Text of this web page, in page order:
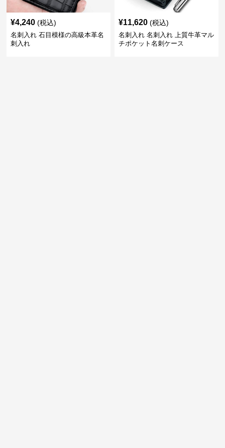
¥4,240 (税込)
名刺入れ 石目模様の高級本革名
刺入れ
¥11,620 (税込)
名刺入れ 名刺入れ 上質牛革マル
チポケット名刺ケース